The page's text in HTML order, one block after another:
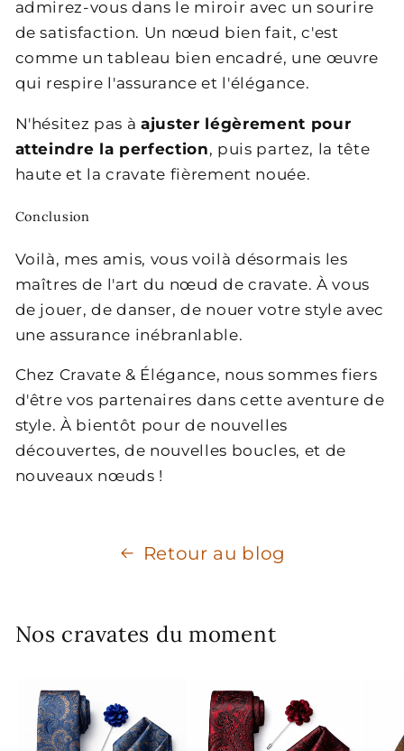
admirez-vous dans le miroir avec un sourire
de satisfaction. Un nœud bien fait, c'est
comme un tableau bien encadré, une œuvre
qui respire l'assurance et l'élégance.
N'hésitez pas àajuster légèrement pour
atteindre la perfection, puis partez, la tête
haute et la cravate fièrement nouée.
Conclusion
Voilà, mes amis, vous voilà désormais les
maîtres de l'art du nœud de cravate. À vous
de jouer, de danser, de nouer votre style avec
une assurance inébranlable.
Chez Cravate & Élégance, nous sommes fiers
d'être vos partenaires dans cette aventure de
style. À bientôt pour de nouvelles
découvertes, de nouvelles boucles, et de
nouveaux nœuds !
Retour au blog
Nos cravates du moment